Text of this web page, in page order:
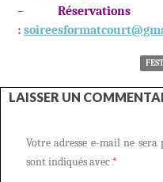
– Réservations
:
LAISSER UN
Votre adresse e-mail ne sera
sont indiqués avec *